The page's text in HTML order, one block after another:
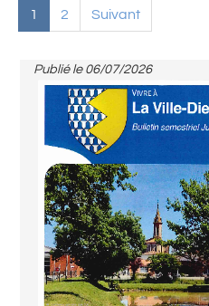
1 2 Suivant
Publié le 06/07/2026